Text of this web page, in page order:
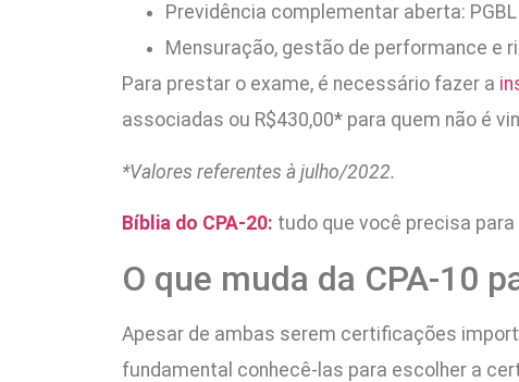
Previdência complementar aberta: PGBL
Mensuração, gestão de performance e
Para prestar o exame, é necessário fazer a
associadas ou R$430,00* para quem não é
*Valores referentes à julho/2022.
Bíblia do CPA-20: tudo que você precisa
O que muda da CPA-10
Apesar de ambas serem certificações
fundamental conhecê-las para escolher a